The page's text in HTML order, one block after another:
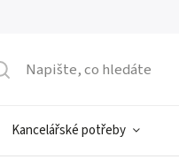
Kancelářské potřeby